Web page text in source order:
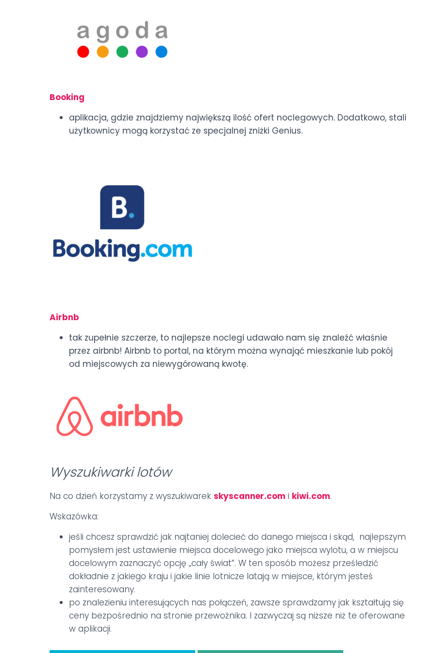
Booking
aplikacja, gdzie znajdziemy największą ilość ofert noclegowych. Dodatkowo, stali
użytkownicy mogą korzystać ze specjalnej zniżki Genius.
Airbnb
tak zupełnie szczerze, to najlepsze noclegi udawało nam się znaleźć właśnie
przez airbnb! Airbnb to portal, na którym można wynająć mieszkanie lub pokój
od miejscowych za niewygórowaną kwotę.
Wyszukiwarki lotów
Na co dzień korzystamy z wyszukiwarek skyscanner.com i kiwi.com.
Wskazówka:
jeśli chcesz sprawdzić jak najtaniej dolecieć do danego miejsca i skąd, najlepszym
pomysłem jest ustawienie miejsca docelowego jako miejsca wylotu, a w miejscu
docelowym zaznaczyć opcję „cały świat”. W ten sposób możesz prześledzić
dokładnie z jakiego kraju i jakie linie lotnicze latają w miejsce, którym jesteś
zainteresowany.
po znalezieniu interesujących nas połączeń, zawsze sprawdzamy jak kształtują się
ceny bezpośrednio na stronie przewoźnika. I zazwyczaj są niższe niż te oferowane
w aplikacji.